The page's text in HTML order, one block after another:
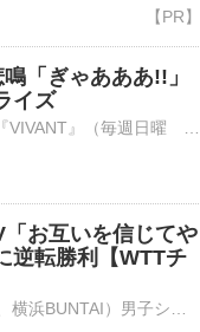
「ぎゃあああ!!」
イズ
お互いを信じてや
逆転勝利【WTTチ